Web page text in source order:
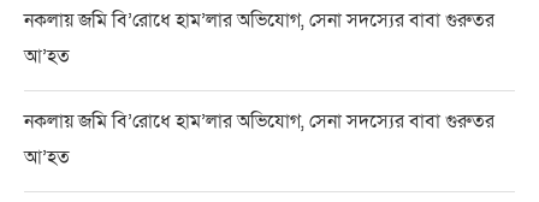
নকলায় জমি বি’রোধে হাম’লার অভিযোগ, সেনা সদস্যের বাবা গুরুতর
আ’হত
নকলায় জমি বি’রোধে হাম’লার অভিযোগ, সেনা সদস্যের বাবা গুরুতর
আ’হত